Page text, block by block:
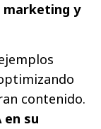
marketing y
contenido.
su